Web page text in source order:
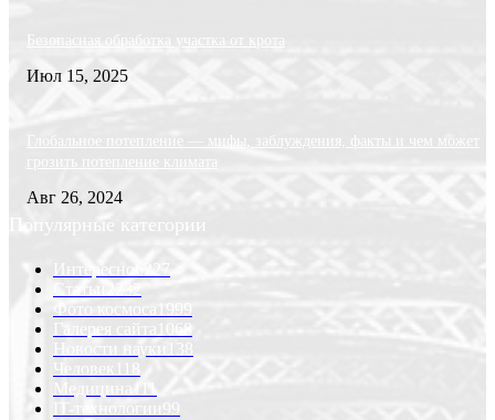
Безопасная обработка участка от крота
Июл 15, 2025
Глобальное потепление — мифы, заблуждения, факты и чем может
грозить потепление климата
Авг 26, 2024
Популярные категории
Интересно
Статьи
Фото космоса
1999
Галерея сайта 1068
Новости науки
Человек
Медицина
IT-технологии99